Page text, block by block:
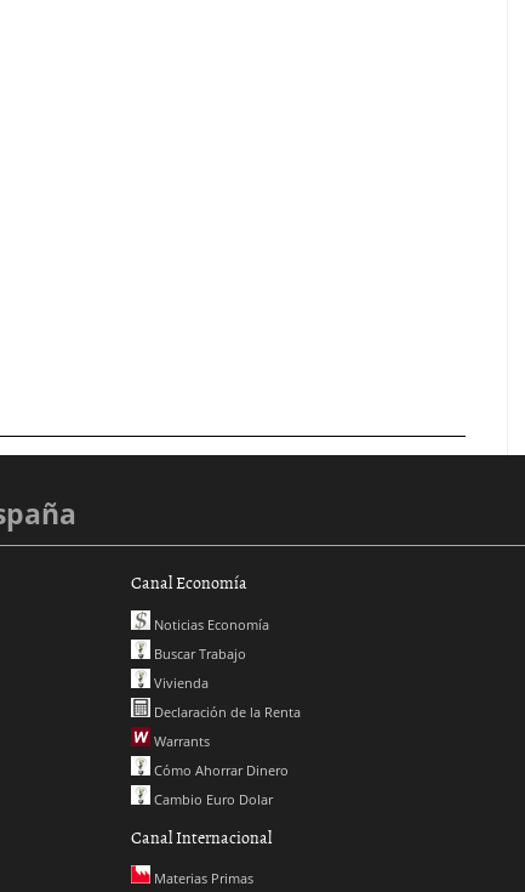
Canal Economía
Noticias Economía
Buscar Trabajo
Vivienda
Declaración de la Renta
Warrants
Cómo Ahorrar Dinero
Cambio Euro Dolar
Canal Internacional
Materias Primas